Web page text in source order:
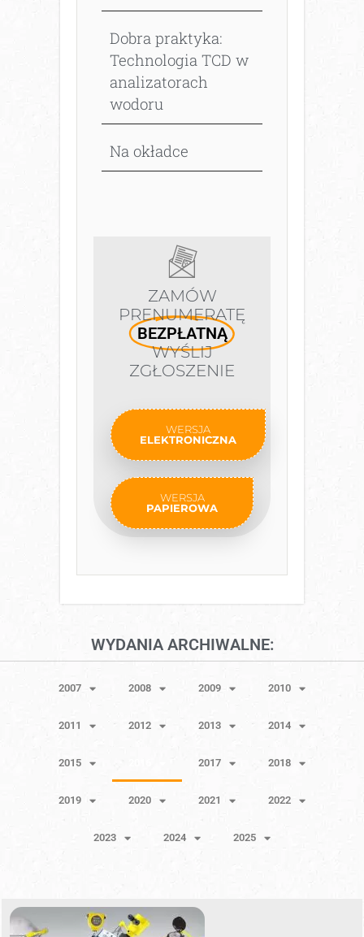
Dobra praktyka:
Technologia TCD w
analizatorach
wodoru
Na okładce
ZAMÓW
PRENUMERATĘ
BEZPŁATNĄ
WYŚLIJ
ZGŁOSZENIE
WERSJA
ELEKTRONICZNA
WERSJA
PAPIEROWA
WYDANIA ARCHIWALNE:
2007 2008 2009 2010
2011 2012 2013 2014
2015 2017 2018
2019 2020 2021 2022
2023 2024 2025